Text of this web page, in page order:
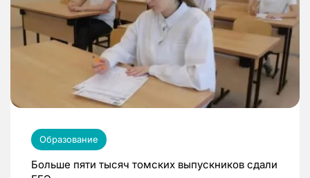
Образование
Больше пяти тысяч томских выпускников сдали